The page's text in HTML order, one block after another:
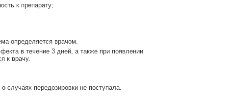
к препарату;
определяется врачом.
в течение 3 дней, а также при появлении
к врачу.
случаях передозировки не поступала.